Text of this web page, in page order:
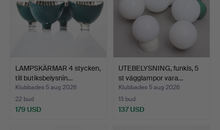
LAMPSKÄRMAR 4 stycken,
till butiksbelysnin…
Klubbades 5 aug 2026
22 bud
179 USD
UTEBELYSNING, funkis, 5
st vägglampor vara…
Klubbades 5 aug 2026
13 bud
137 USD